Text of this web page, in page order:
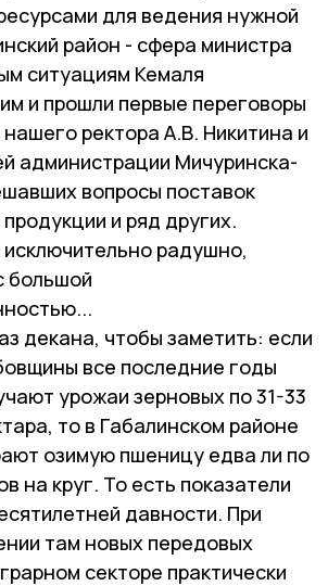
для ведения нужной
район - сфера министра
ситуациям Кемаля
и прошли первые переговоры
ректора А.В. Никитина и
администрации Мичуринска-
вопросы поставок
и ряд других.
радушно,
большой
декана, чтобы заметить: если
все последние годы
урожаи зерновых по 31-33
то в Габалинском районе
озимую пшеницу едва ли по
на круг. То есть показатели
давности. При
там новых передовых
секторе практически